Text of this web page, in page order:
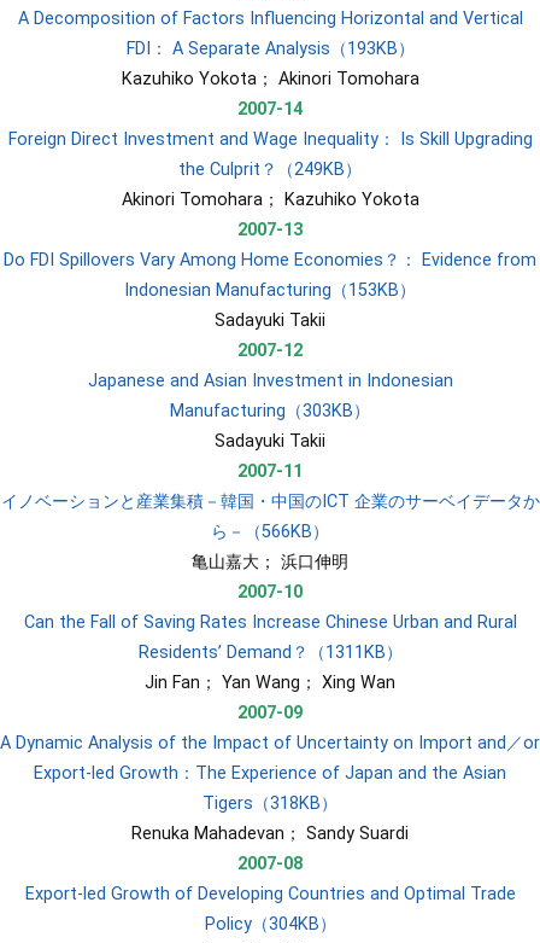
A Decomposition of Factors Influencing Horizontal and Vertical
FDI： A Separate Analysis（193KB）
​Kazuhiko Yokota； Akinori Tomohara
2007-14
Foreign Direct Investment and Wage Inequality： Is Skill Upgrading
the Culprit？（249KB）
​Akinori Tomohara； Kazuhiko Yokota
2007-13
Do FDI Spillovers Vary Among Home Economies？： Evidence from
Indonesian Manufacturing（153KB）
​Sadayuki Takii
2007-12
Japanese and Asian Investment in Indonesian
Manufacturing（303KB）
​Sadayuki Takii
2007-11
イノベーションと産業集積－韓国・中国のICT 企業のサーベイデータか
ら－（566KB）
​亀山嘉大； 浜口伸明
2007-10
Can the Fall of Saving Rates Increase Chinese Urban and Rural
Residents’ Demand？（1311KB）
​Jin Fan； Yan Wang； Xing Wan
2007-09
A Dynamic Analysis of the Impact of Uncertainty on Import and／or
Export-led Growth：The Experience of Japan and the Asian
Tigers（318KB）
​Renuka Mahadevan； Sandy Suardi
2007-08
Export-led Growth of Developing Countries and Optimal Trade
Policy（304KB）